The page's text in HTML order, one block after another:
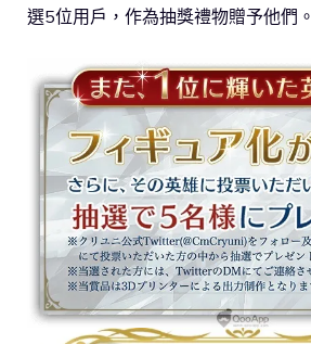
選5位用戶，作為抽獎禮物贈予他們。